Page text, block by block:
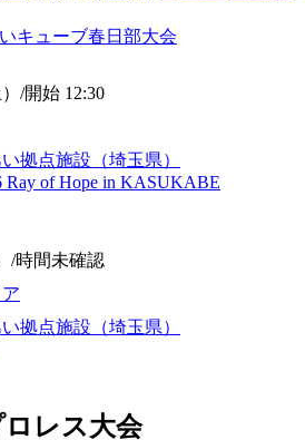
キューブ春日部大会
/開始 12:30
拠点施設（埼玉県）
Ray of Hope in KASUKABE
/時間未確認
拠点施設（埼玉県）
レス大会